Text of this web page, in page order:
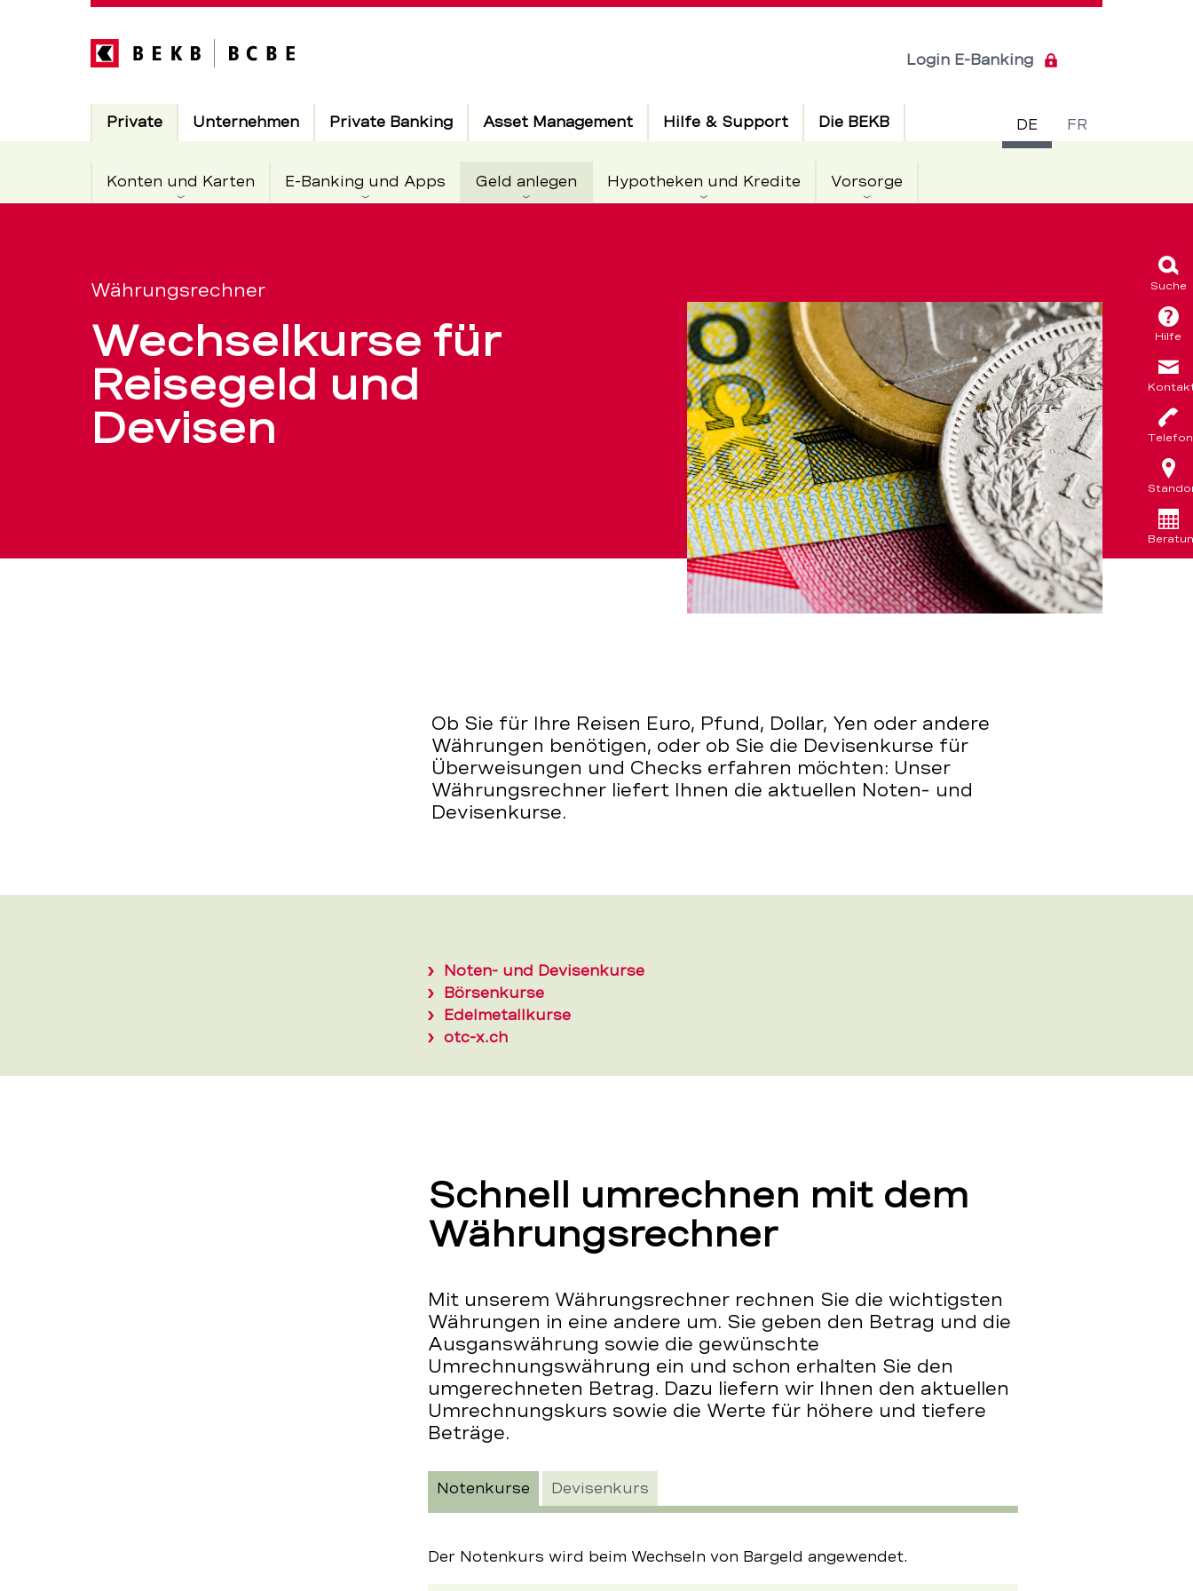
und
Devisenkurse
–
DE FR
Login E-Banking
Hauptnavigation
PrivateAktiv
Konten und Karten E-Banking und Apps Geld anlegen AktivHypotheken und Kredite Vorsorge
Unternehmen Private Banking Asset Management Hilfe & Support Die BEKB
Suche
Hilfe
Telefon
Währungsrechner
Wechselkurse für
Reisegeld und
Devisen
Ob Sie für Ihre Reisen Euro, Pfund, Dollar, Yen oder andere
Währungen benötigen, oder ob Sie die Devisenkurse für
Überweisungen und Checks erfahren möchten: Unser
Währungsrechner liefert Ihnen die aktuellen Noten- und
Devisenkurse.
Noten- und Devisenkurse
Börsenkurse
Edelmetallkurse
otc-x.ch
Schnell umrechnen mit dem
Währungsrechner
Mit unserem Währungsrechner rechnen Sie die wichtigsten
Währungen in eine andere um. Sie geben den Betrag und die
Ausganswährung sowie die gewünschte
Umrechnungswährung ein und schon erhalten Sie den
umgerechneten Betrag. Dazu liefern wir Ihnen den aktuellen
Umrechnungskurs sowie die Werte für höhere und tiefere
Beträge.
Notenkurse Devisenkurs
Der Notenkurs wird beim Wechseln von Bargeld angewendet.